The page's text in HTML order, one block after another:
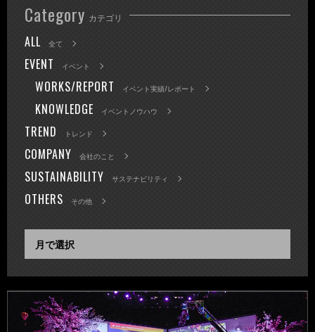
Category カテゴリ
ALL 全て
EVENT イベント
WORKS/REPORT イベント実績/レポート
KNOWLEDGE イベントノウハウ
TREND トレンド
COMPANY 会社のこと
SUSTAINABILITY サステナビリティ
OTHERS その他